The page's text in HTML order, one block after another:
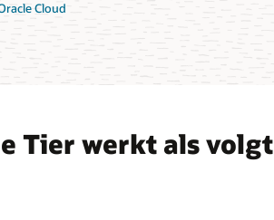
Cloud
Tier werkt als volgt